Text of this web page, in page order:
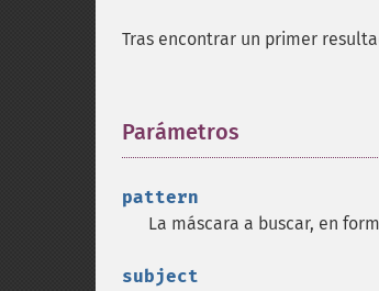
Tras encontrar un primer
Parámetros
pattern
La máscara a buscar, en
subject